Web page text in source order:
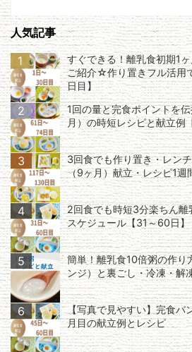
人気記事
1
すぐできる！離乳食初期1
ご紹介☆作り置きフル活用
日目】
2
1回の量と完食ポイントを
月）の時短レシピと献立例
3
3回食でも作り置き・レン
（9ヶ月）献立・レシピ1週
4
2回食でも時短3分楽ちん
スケジュール【31～60日】
5
簡単！離乳食10倍粥の作り
ンジ）と裏ごし・冷凍・解
6
【写真で見やすい】完食バ
月目の献立例とレシピ